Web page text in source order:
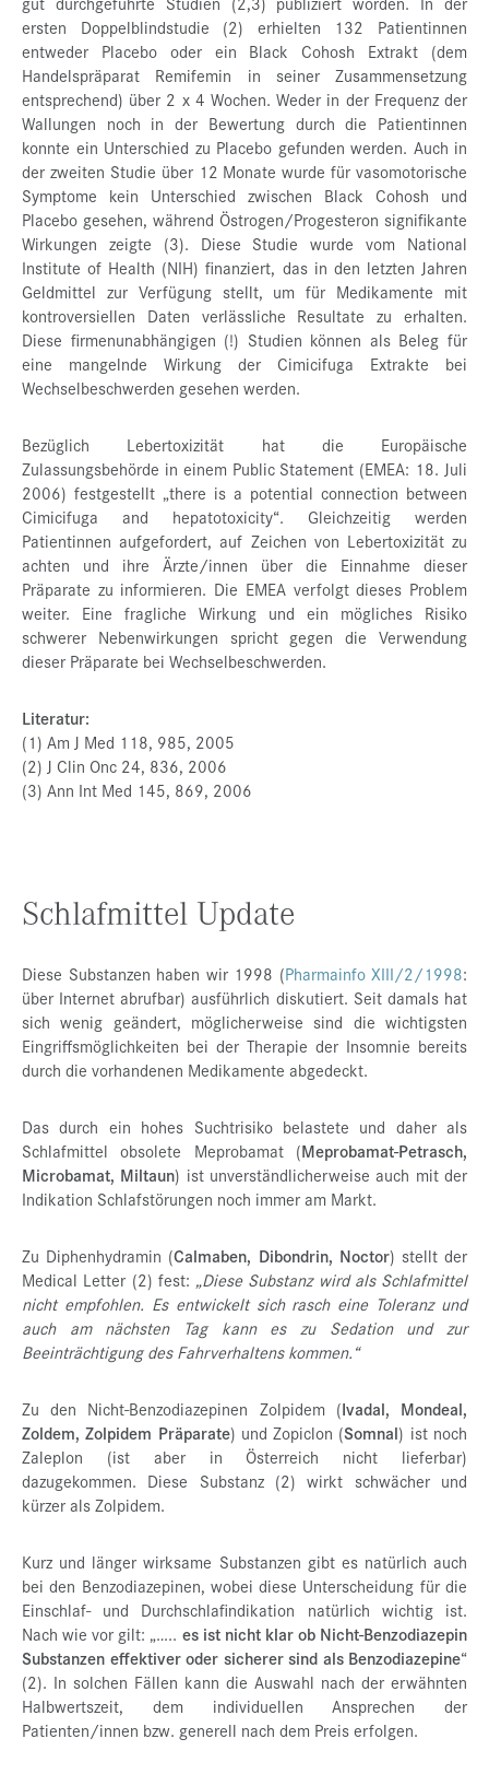
ersten Doppelblindstudie (2) erhielten 132 Patientinnen
entweder Placebo oder ein Black Cohosh Extrakt (dem
Handelspräparat Remifemin in seiner Zusammensetzung
entsprechend) über 2 x 4 Wochen. Weder in der Frequenz der
Wallungen noch in der Bewertung durch die Patientinnen
konnte ein Unterschied zu Placebo gefunden werden. Auch in
der zweiten Studie über 12 Monate wurde für vasomotorische
Symptome kein Unterschied zwischen Black Cohosh und
Placebo gesehen, während Östrogen/Progesteron signifikante
Wirkungen zeigte (3). Diese Studie wurde vom National
Institute of Health (NIH) finanziert, das in den letzten Jahren
Geldmittel zur Verfügung stellt, um für Medikamente mit
kontroversiellen Daten verlässliche Resultate zu erhalten.
Diese firmenunabhängigen (!) Studien können als Beleg für
eine mangelnde Wirkung der Cimicifuga Extrakte bei
Wechselbeschwerden gesehen werden.
Bezüglich Lebertoxizität hat die Europäische
Zulassungsbehörde in einem Public Statement (EMEA: 18. Juli
2006) festgestellt „there is a potential connection between
Cimicifuga and hepatotoxicity“. Gleichzeitig werden
Patientinnen aufgefordert, auf Zeichen von Lebertoxizität zu
achten und ihre Ärzte/innen über die Einnahme dieser
Präparate zu informieren. Die EMEA verfolgt dieses Problem
weiter. Eine fragliche Wirkung und ein mögliches Risiko
schwerer Nebenwirkungen spricht gegen die Verwendung
dieser Präparate bei Wechselbeschwerden.
Literatur:
(1) Am J Med 118, 985, 2005
(2) J Clin Onc 24, 836, 2006
(3) Ann Int Med 145, 869, 2006
Schlafmittel Update
Diese Substanzen haben wir 1998 (Pharmainfo XIII/2/1998:
über Internet abrufbar) ausführlich diskutiert. Seit damals hat
sich wenig geändert, möglicherweise sind die wichtigsten
Eingriffsmöglichkeiten bei der Therapie der Insomnie bereits
durch die vorhandenen Medikamente abgedeckt.
Das durch ein hohes Suchtrisiko belastete und daher als
Schlafmittel obsolete Meprobamat (Meprobamat-Petrasch,
Microbamat, Miltaun) ist unverständlicherweise auch mit der
Indikation Schlafstörungen noch immer am Markt.
Zu Diphenhydramin (Calmaben, Dibondrin, Noctor) stellt der
Medical Letter (2) fest: „Diese Substanz wird als Schlafmittel
nicht empfohlen. Es entwickelt sich rasch eine Toleranz und
auch am nächsten Tag kann es zu Sedation und zur
Beeinträchtigung des Fahrverhaltens kommen.“
Zu den Nicht-Benzodiazepinen Zolpidem (Ivadal, Mondeal,
Zoldem, Zolpidem Präparate) und Zopiclon (Somnal) ist noch
Zaleplon (ist aber in Österreich nicht lieferbar)
dazugekommen. Diese Substanz (2) wirkt schwächer und
kürzer als Zolpidem.
Kurz und länger wirksame Substanzen gibt es natürlich auch
bei den Benzodiazepinen, wobei diese Unterscheidung für die
Einschlaf- und Durchschlafindikation natürlich wichtig ist.
Nach wie vor gilt: „….. es ist nicht klar ob Nicht-Benzodiazepin
Substanzen effektiver oder sicherer sind als Benzodiazepine“
(2). In solchen Fällen kann die Auswahl nach der erwähnten
Halbwertszeit, dem individuellen Ansprechen der
Patienten/innen bzw. generell nach dem Preis erfolgen.